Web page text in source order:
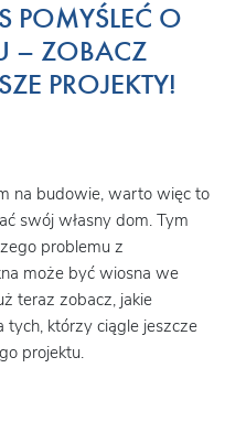
POMYŚLEĆ O
– ZOBACZ
PROJEKTY!
na budowie, warto więc to
swój własny dom. Tym
problemu z
może być wiosna we
teraz zobacz, jakie
którzy ciągle jeszcze
projektu.